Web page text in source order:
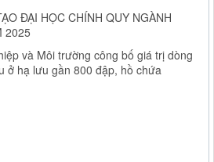
ĐẠI HỌC CHÍNH QUY NGÀNH
2025
và Môi trường công bố giá trị dòng
ở hạ lưu gần 800 đập, hồ chứa